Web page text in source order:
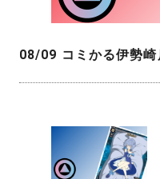
08/09 コミかる伊勢崎